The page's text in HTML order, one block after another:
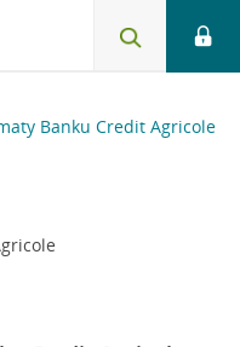
Banku Credit Agricole